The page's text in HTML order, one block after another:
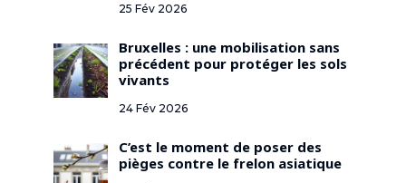
25 Fév 2026
Bruxelles : une mobilisation sans
précédent pour protéger les sols
vivants
24 Fév 2026
C’est le moment de poser des
pièges contre le frelon asiatique